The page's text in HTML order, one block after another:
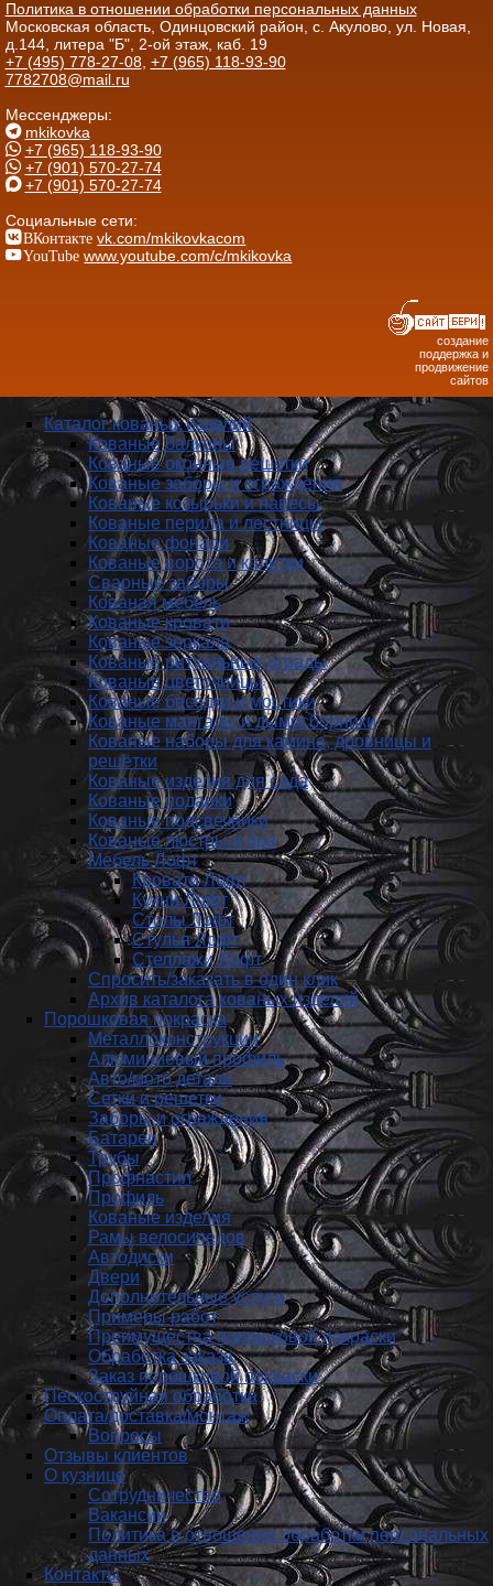
Политика в отношении обработки персональных данных
Московская область, Одинцовский район, с. Акулово, ул. Новая,
д.144, литера "Б", 2-ой этаж, каб. 19
+7 (495) 778-27-08, +7 (965) 118-93-90
7782708@mail.ru
Мессенджеры:
mkikovka
+7 (965) 118-93-90
+7 (901) 570-27-74
+7 (901) 570-27-74
Социальные сети:
ВКонтакте vk.com/mkikovkacom
YouTube www.youtube.com/c/mkikovka
создание
поддержка и
продвижение
сайтов
Каталог кованых изделий
Кованые балконы
Кованые оконные решетки
Кованые заборы и ог­ражде­ния
Кованые козырьки и навесы
Кованые перила и лестницы
Кованые фонари
Кованые ворота и калитки
Сварные заборы
Кованая мебель
Кованые кровати
Кованые зеркала
Кованые ритуальные ограды
Кованые цветочницы
Кованые беседки и мостики
Кованые мангалы и дымосборники
Кованые наборы для камина, дровницы и
решётки
Кованые изделия для сада
Кованые подарки
Кованые подсвечники
Кованые люстры и бра
Мебель Лофт
Кровати Лофт
Кухни Лофт
Столы Лофт
Стулья Лофт
Стеллажи Лофт
Спросить/заказать в один клик
Архив каталога кованых изделий
Порошковая покраска
Металлоконструкции
Алюминиевый профиль
Авто/мото детали
Сетки и решетки
Заборы и ограждения
Батареи
Трубы
Профнастил
Профиль
Кованые изделия
Рамы велосипедов
Автодиски
Двери
Дополнительные услуги
Примеры работ
Преимущества порошковой покраски
Обработка заказа
Заказ порошковой покраски
Пескоструйная обработка
Оплата/доставка/монтаж
Вопросы
Отзывы клиентов
О кузнице
Сотрудничество
Вакансии
Политика в отношении обработки персональных
данных
Контакты